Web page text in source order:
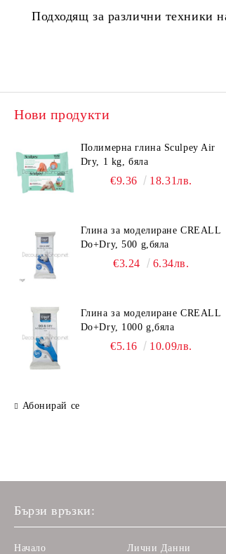
Подходящ за различни техники
Нови продукти
Полимерна глина Sculpey Air
Dry, 1 kg, бяла
€9.36 18.31лв.
Глина за моделиране CREALL
Do+Dry, 500 g,бяла
€3.24 6.34лв.
Глина за моделиране CREALL
Do+Dry, 1000 g,бяла
€5.16 10.09лв.
Абонирай се
Бързи връзки:
Начало Лични Данни